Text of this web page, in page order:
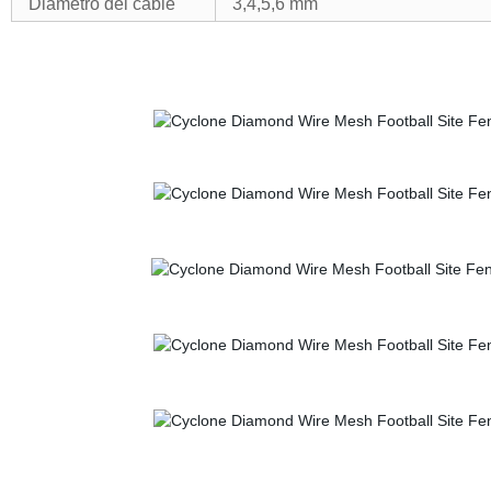
Diámetro del cable 3,4,5,6 mm